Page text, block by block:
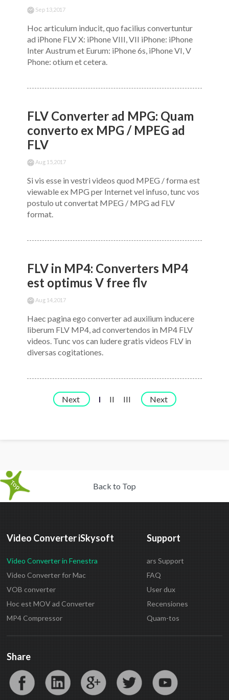
Sep 13,2017
Hoc articulum inducit, quo facilius convertuntur
ad iPhone FLV X: iPhone VIII, VII iPhone: iPhone
Inter Austrum et Eurum: iPhone 6s, iPhone VI, V
Phone: otium et cetera.
FLV Converter ad MPG: Quam
converto ex MPG / MPEG ad
FLV
Aug 15,2017
Si vis esse in vestri videos quod MPEG / forma est
viewable ex MPG per Internet vel infuso, tunc vos
postulo ut convertat MPEG / MPG ad FLV
format.
FLV in MP4: Converters MP4
est optimus V free flv
Aug 14,2017
Haec pagina ego converter ad auxilium inducere
liberum FLV MP4, ad convertendos in MP4 FLV
videos. Tunc vos can ludere gratis videos FLV in
diversas cogitationes.
Next I II III Next
Back to Top
Video Converter iSkysoft
Video Converter in Fenestra
Video Converter for Mac
VOB converter
Hoc est MOV ad Converter
MP4 Compressor
Support
ars Support
FAQ
User dux
Recensiones
Quam-tos
Share